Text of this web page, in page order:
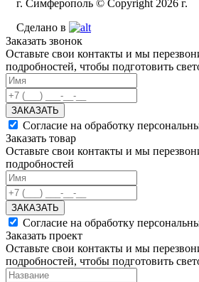
г. Симферополь © Copyright 2026 г.
Сделано в
Заказать звонок
Оставьте свои контакты и мы
подробностей, чтобы подготовить
ЗАКАЗАТЬ
Согласие на обработку
Заказать товар
Оставьте свои контакты и мы
подробностей
ЗАКАЗАТЬ
Согласие на обработку
Заказать проект
Оставьте свои контакты и мы
подробностей, чтобы подготовить